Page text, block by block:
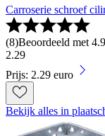
Carroserie schroef
(8)Beoordeeld met
2.29
Prijs: 2.29 euro
Bekijk alles in